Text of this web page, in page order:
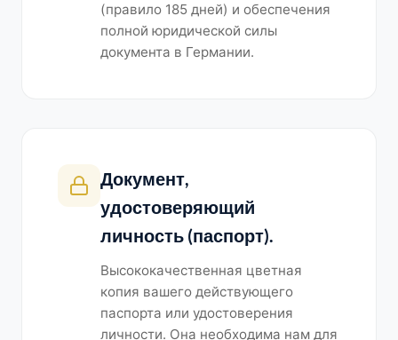
(правило 185 дней) и обеспечения
полной юридической силы
документа в Германии.
Документ,
удостоверяющий
личность (паспорт).
Высококачественная цветная
копия вашего действующего
паспорта или удостоверения
личности. Она необходима нам для